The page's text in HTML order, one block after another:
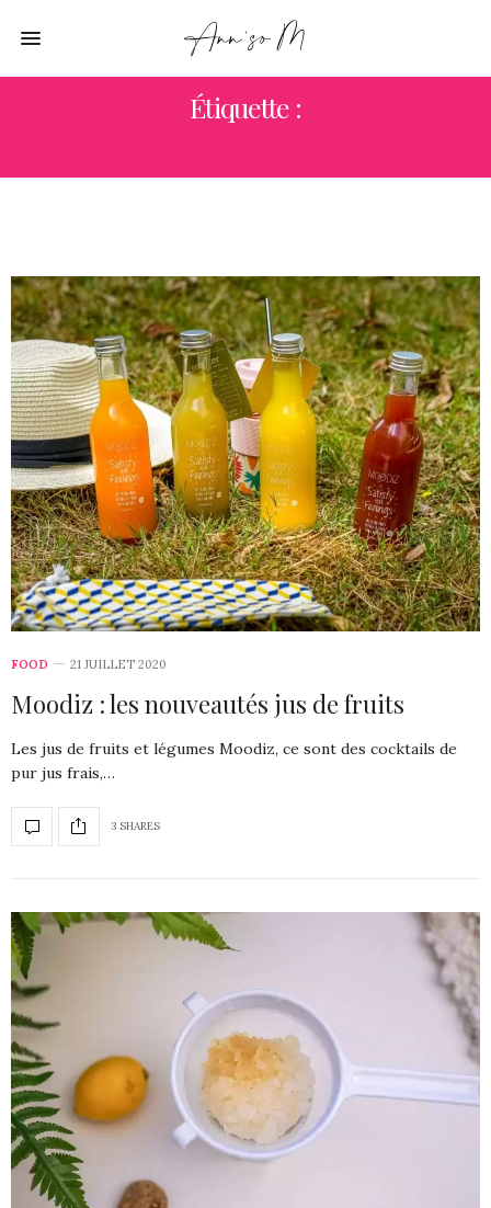
Étiquette :
FOOD 21 JUILLET 2020
Moodiz : les nouveautés jus de fruits
Les jus de fruits et légumes Moodiz, ce sont des cocktails de
pur jus frais,…
3 SHARES